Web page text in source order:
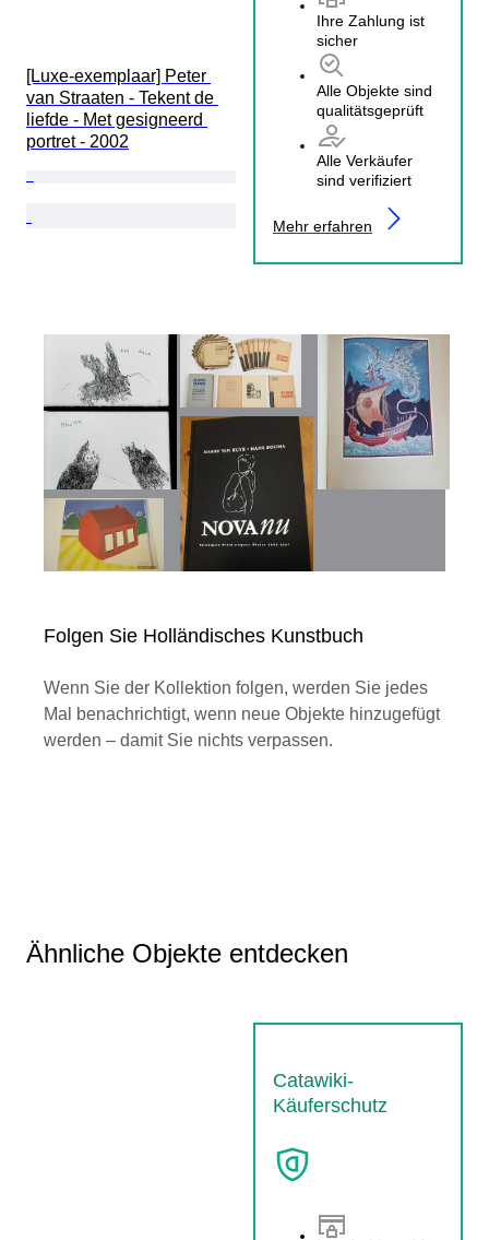
[Luxe-exemplaar] Peter
van Straaten - Tekent de
liefde - Met gesigneerd
portret - 2002
Ihre Zahlung ist
sicher
Alle Objekte sind
qualitätsgeprüft
Alle Verkäufer
sind verifiziert
Mehr erfahren
Folgen Sie Holländisches Kunstbuch
Wenn Sie der Kollektion folgen, werden Sie jedes
Mal benachrichtigt, wenn neue Objekte hinzugefügt
werden – damit Sie nichts verpassen.
Ähnliche Objekte entdecken
Catawiki-
Käuferschutz